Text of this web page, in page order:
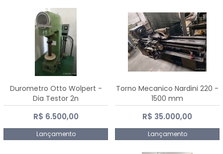
Durometro Otto Wolpert -
Dia Testor 2n
R$ 6.500,00
Lançamento
Torno Mecanico Nardini 220 -
1500 mm
R$ 35.000,00
Lançamento